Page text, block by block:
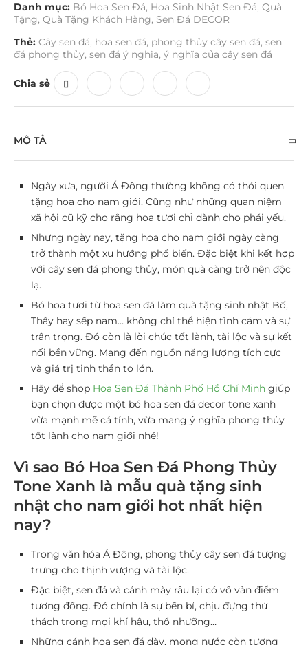
Danh mục: Bó Hoa Sen Đá, Hoa Sinh Nhật Sen Đá, Quà
Tặng, Quà Tặng Khách Hàng, Sen Đá DECOR
Thẻ: Cây sen đá, hoa sen đá, phong thủy cây sen đá, sen
đá phong thủy, sen đá ý nghĩa, ý nghĩa của cây sen đá
Chia sẻ
MÔ TẢ
Ngày xưa, người Á Đông thường không có thói quen
tặng hoa cho nam giới. Cũng như những quan niệm
xã hội cũ kỹ cho rằng hoa tươi chỉ dành cho phái yếu.
Nhưng ngày nay, tặng hoa cho nam giới ngày càng
trở thành một xu hướng phổ biến. Đặc biệt khi kết hợp
với cây sen đá phong thủy, món quà càng trở nên độc
lạ.
Bó hoa tươi từ hoa sen đá làm quà tặng sinh nhật Bố,
Thầy hay sếp nam… không chỉ thể hiện tình cảm và sự
trân trọng. Đó còn là lời chúc tốt lành, tài lộc và sự kết
nối bền vững. Mang đến nguồn năng lượng tích cực
và giá trị tinh thần to lớn.
Hãy để shop Hoa Sen Đá Thành Phố Hồ Chí Minh giúp
bạn chọn được một bó hoa sen đá decor tone xanh
vừa mạnh mẽ cá tính, vừa mang ý nghĩa phong thủy
tốt lành cho nam giới nhé!
Vì sao Bó Hoa Sen Đá Phong Thủy
Tone Xanh là mẫu quà tặng sinh
nhật cho nam giới hot nhất hiện
nay?
Trong văn hóa Á Đông, phong thủy cây sen đá tượng
trưng cho thịnh vượng và tài lộc.
Đặc biệt, sen đá và cánh mày râu lại có vô vàn điểm
tương đồng. Đó chính là sự bền bỉ, chịu đựng thử
thách trong mọi khí hậu, thổ nhưỡng…
Những cánh hoa sen đá dày, mọng nước còn tượng